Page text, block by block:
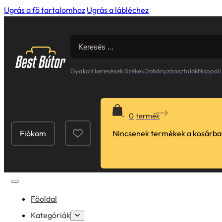
Ugrás a fő tartalomhoz Ugrás a lábléchez
for:
Gyakori keresések:SzékekDohányzóasztalok
Fiókom
0
Nincsenek termékek a
Főoldal
Kategóriák